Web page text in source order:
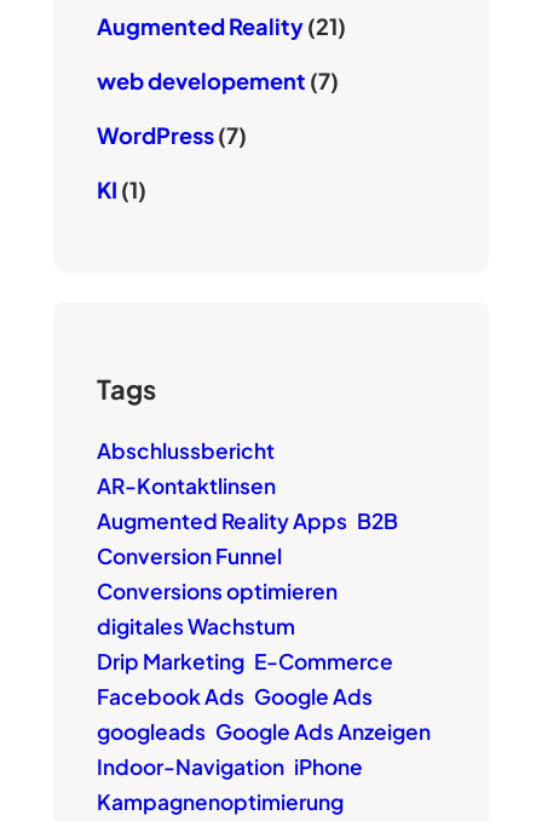
Augmented Reality(21)
web developement (7)
WordPress(7)
KI (1)
Tags
Abschlussbericht
AR-Kontaktlinsen
Augmented Reality Apps B2B
Conversion Funnel
Conversions optimieren
digitales Wachstum
Drip Marketing E-Commerce
Facebook Ads Google Ads
googleads Google Ads Anzeigen
Indoor-Navigation iPhone
Kampagnenoptimierung